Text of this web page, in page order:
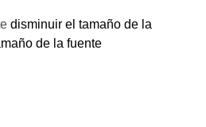
disminuir el tamaño de la
de la fuente